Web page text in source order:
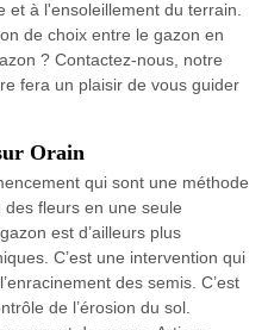
à l'ensoleillement du terrain.
de choix entre le gazon en
? Contactez-nous, notre
fera un plaisir de vous guider
Orain
qui sont une méthode
fleurs en une seule
est d’ailleurs plus
C’est une intervention qui
des semis. C’est
de l’érosion du sol.